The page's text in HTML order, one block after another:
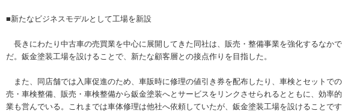
■新たなビジネスモデルとして工場を新設
長きにわたり中古車の売買業を中心に展開してきた同社は、販売・整備事業を強化するなか
だ。鈑金塗装工場を設けることで、新たな顧客層との接点作りを目指した。
また、同店舗では入庫促進のため、車販時に修理の値引き券を配布したり、車検とセットで
売・車検整備、販売・車検整備から鈑金塗装へとサービスをリンクさせられるとともに、効
業も営んでいる。これまでは車体修理は他社へ依頼していたが、鈑金塗装工場を設けることで